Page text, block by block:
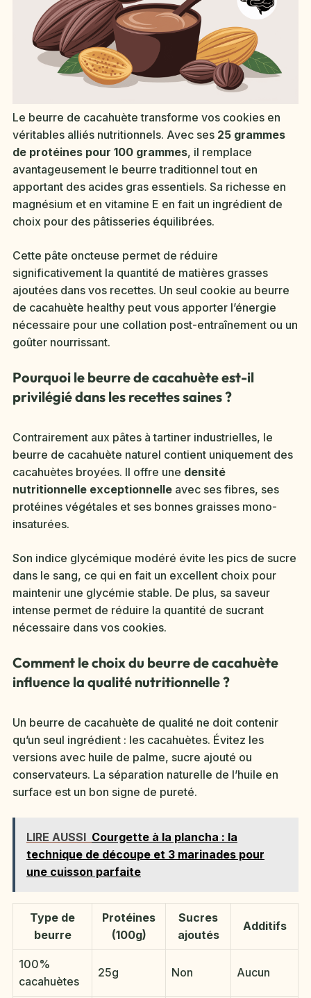
Le beurre de cacahuète transforme vos cookies en
véritables alliés nutritionnels. Avec ses 25 grammes
de protéines pour 100 grammes, il remplace
avantageusement le beurre traditionnel tout en
apportant des acides gras essentiels. Sa richesse en
magnésium et en vitamine E en fait un ingrédient de
choix pour des pâtisseries équilibrées.
Cette pâte oncteuse permet de réduire
significativement la quantité de matières grasses
ajoutées dans vos recettes. Un seul cookie au beurre
de cacahuète healthy peut vous apporter l’énergie
nécessaire pour une collation post-entraînement ou un
goûter nourrissant.
Pourquoi le beurre de cacahuète est-il
privilégié dans les recettes saines ?
Contrairement aux pâtes à tartiner industrielles, le
beurre de cacahuète naturel contient uniquement des
cacahuètes broyées. Il offre une densité
nutritionnelle exceptionnelle avec ses fibres, ses
protéines végétales et ses bonnes graisses mono-
insaturées.
Son indice glycémique modéré évite les pics de sucre
dans le sang, ce qui en fait un excellent choix pour
maintenir une glycémie stable. De plus, sa saveur
intense permet de réduire la quantité de sucrant
nécessaire dans vos cookies.
Comment le choix du beurre de cacahuète
influence la qualité nutritionnelle ?
Un beurre de cacahuète de qualité ne doit contenir
qu’un seul ingrédient : les cacahuètes. Évitez les
versions avec huile de palme, sucre ajouté ou
conservateurs. La séparation naturelle de l’huile en
surface est un bon signe de pureté.
LIRE AUSSI Courgette à la plancha : la
technique de découpe et 3 marinades pour
une cuisson parfaite
Type de
beurre
Protéines
(100g)
Sucres
ajoutés
Additifs
100%
cacahuètes
25g Non Aucun